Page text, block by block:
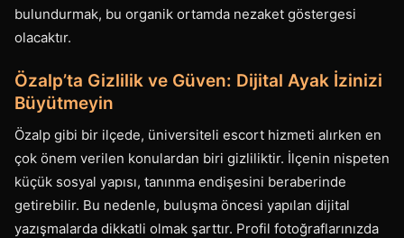
bulundurmak, bu organik ortamda nezaket göstergesi
olacaktır.
Özalp’ta Gizlilik ve Güven: Dijital Ayak İzinizi
Büyütmeyin
Özalp gibi bir ilçede, üniversiteli escort hizmeti alırken en
çok önem verilen konulardan biri gizliliktir. İlçenin nispeten
küçük sosyal yapısı, tanınma endişesini beraberinde
getirebilir. Bu nedenle, buluşma öncesi yapılan dijital
yazışmalarda dikkatli olmak şarttır. Profil fotoğraflarınızda